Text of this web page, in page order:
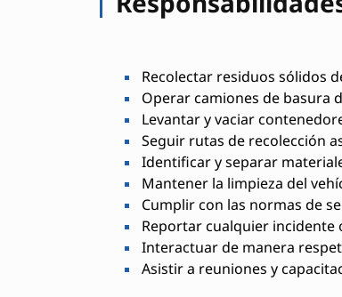
Recolectar residuos sólidos
Operar camiones de basura
Levantar y vaciar
Seguir rutas de recolección
Identificar y separar
Mantener la limpieza del
Cumplir con las normas de
Reportar cualquier
Interactuar de manera
Asistir a reuniones y